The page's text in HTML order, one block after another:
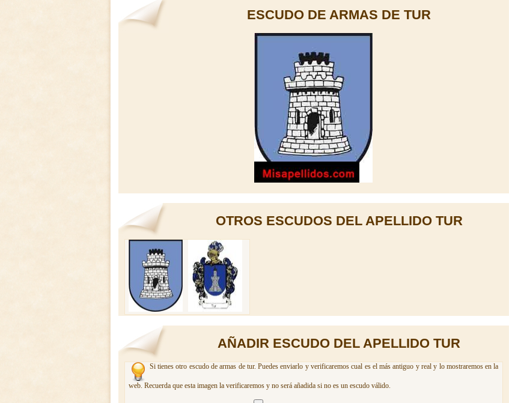
ESCUDO DE ARMAS DE TUR
OTROS ESCUDOS DEL APELLIDO TUR
AÑADIR ESCUDO DEL APELLIDO TUR
Si tienes otro escudo de armas de tur. Puedes enviarlo y verificaremos cual es el más antiguo y real y lo mostraremos en la
web. Recuerda que esta imagen la verificaremos y no será añadida si no es un escudo válido.